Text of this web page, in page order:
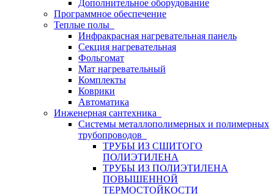
Дополнительное оборудование
Программное обеспечение
Теплые полы
Инфракрасная нагревательная панель
Секция нагревательная
Фольгомат
Мат нагревательный
Комплекты
Коврики
Автоматика
Инженерная сантехника
Системы металлополимерных и полимерных
трубопроводов
ТРУБЫ ИЗ СШИТОГО
ПОЛИЭТИЛЕНА
ТРУБЫ ИЗ ПОЛИЭТИЛЕНА
ПОВЫШЕННОЙ
ТЕРМОСТОЙКОСТИ